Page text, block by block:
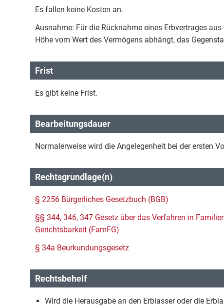
Es fallen keine Kosten an.
Ausnahme: Für die Rücknahme eines Erbvertrages
Höhe vom Wert des Vermögens abhängt, das
Frist
Es gibt keine Frist.
Bearbeitungsdauer
Normalerweise wird die Angelegenheit bei der ersten
Rechtsgrundlage(n)
§ 2256 Bürgerliches Gesetzbuch (BGB)
§§ 344, 346, 347 Gesetz über das Verfahren in
Gerichtsbarkeit (FamFG)
§ 34a Beurkundungsgesetz
Rechtsbehelf
Wird die Herausgabe an den Erblasser oder die